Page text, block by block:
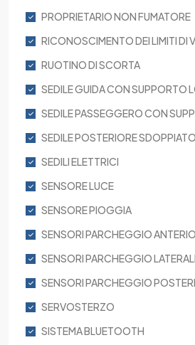
PROPRIETARIO NON FUMATORE
RICONOSCIMENTO DEI LIMITI DI
RUOTINO DI SCORTA
SEDILE GUIDA CON SUPPORTO
SEDILE PASSEGGERO CON
SEDILE POSTERIORE SDOPPIATO
SEDILI ELETTRICI
SENSORE LUCE
SENSORE PIOGGIA
SENSORI PARCHEGGIO
SENSORI PARCHEGGIO LATERALI
SENSORI PARCHEGGIO
SERVOSTERZO
SISTEMA BLUETOOTH